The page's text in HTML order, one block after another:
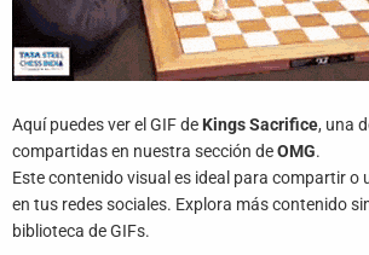
Política
De
Cookies
Política
De
Privacidad
Contáctanos
Aquí puedes ver el GIF de Kings Sacrifice, una
compartidas en nuestra sección deOMG.
Este contenido visual es ideal para compartir o
en tus redes sociales. Explora más contenido
biblioteca de GIFs.